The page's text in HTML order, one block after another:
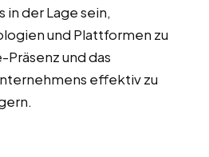
in der Lage sein,
und Plattformen zu
und das
effektiv zu